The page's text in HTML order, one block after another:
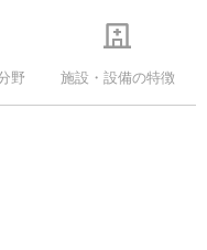
野 施設・設備の特徴